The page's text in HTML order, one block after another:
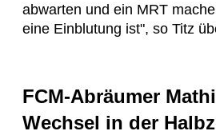
abwarten und ein MRT
eine Einblutung ist", so Titz
FCM-Abräumer
Wechsel in der